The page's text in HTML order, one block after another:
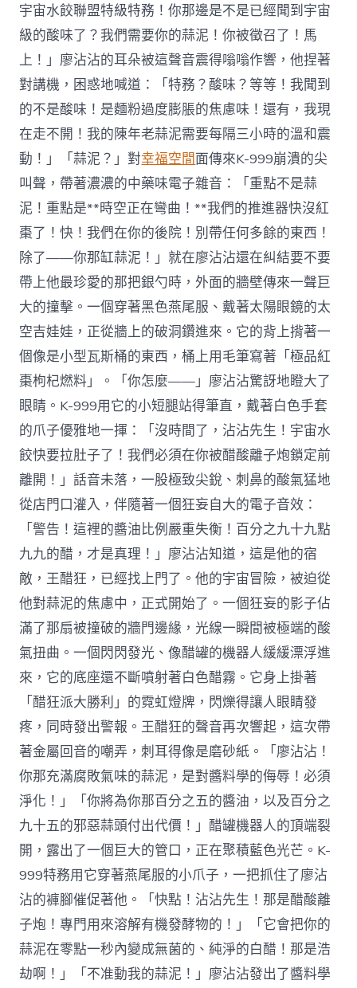
宇宙水餃聯盟特級特務！你那邊是不是已經聞到宇宙
級的酸味了？我們需要你的蒜泥！你被徵召了！馬
上！」廖沾沾的耳朵被這聲音震得嗡嗡作響，他捏著
對講機，困惑地喊道：「特務？酸味？等等！我聞到
的不是酸味！是麵粉過度膨脹的焦慮味！還有，我現
在走不開！我的陳年老蒜泥需要每隔三小時的溫和震
動！」「蒜泥？」對幸福空間面傳來K-999崩潰的尖
叫聲，帶著濃濃的中藥味電子雜音：「重點不是蒜
泥！重點是**時空正在彎曲！**我們的推進器快沒紅
棗了！快！我們在你的後院！別帶任何多餘的東西！
除了——你那缸蒜泥！」就在廖沾沾還在糾結要不要
帶上他最珍愛的那把銀勺時，外面的牆壁傳來一聲巨
大的撞擊。一個穿著黑色燕尾服、戴著太陽眼鏡的太
空吉娃娃，正從牆上的破洞鑽進來。它的背上揹著一
個像是小型瓦斯桶的東西，桶上用毛筆寫著「極品紅
棗枸杞燃料」。「你怎麼——」廖沾沾驚訝地瞪大了
眼睛。K-999用它的小短腿站得筆直，戴著白色手套
的爪子優雅地一揮：「沒時間了，沾沾先生！宇宙水
餃快要拉肚子了！我們必須在你被醋酸離子炮鎖定前
離開！」話音未落，一股極致尖銳、刺鼻的酸氣猛地
從店門口灌入，伴隨著一個狂妄自大的電子音效：
「警告！這裡的醬油比例嚴重失衡！百分之九十九點
九九的醋，才是真理！」廖沾沾知道，這是他的宿
敵，王醋狂，已經找上門了。他的宇宙冒險，被迫從
他對蒜泥的焦慮中，正式開始了。一個狂妄的影子佔
滿了那扇被撞破的牆門邊緣，光線一瞬間被極端的酸
氣扭曲。一個閃閃發光、像醋罐的機器人緩緩漂浮進
來，它的底座還不斷噴射著白色醋霧。它身上掛著
「醋狂派大勝利」的霓虹燈牌，閃爍得讓人眼睛發
疼，同時發出警報。王醋狂的聲音再次響起，這次帶
著金屬回音的嘲弄，刺耳得像是磨砂紙。「廖沾沾！
你那充滿腐敗氣味的蒜泥，是對醬料學的侮辱！必須
淨化！」「你將為你那百分之五的醬油，以及百分之
九十五的邪惡蒜頭付出代價！」醋罐機器人的頂端裂
開，露出了一個巨大的管口，正在聚積藍色光芒。K-
999特務用它穿著燕尾服的小爪子，一把抓住了廖沾
沾的褲腳催促著他。「快點！沾沾先生！那是醋酸離
子炮！專門用來溶解有機發酵物的！」「它會把你的
蒜泥在零點一秒內變成無菌的、純淨的白醋！那是浩
劫啊！」「不准動我的蒜泥！」廖沾沾發出了醬料學